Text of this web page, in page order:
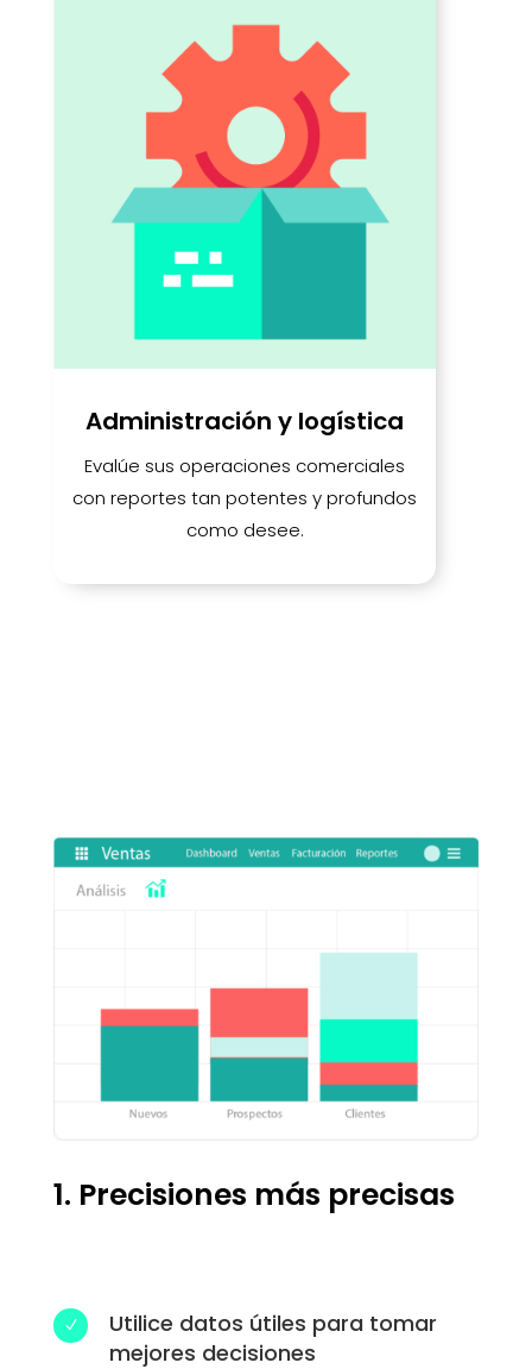
Administración y logística
Evalúe sus operaciones comerciales
con reportes tan potentes y profundos
como desee.
1. Precisiones más precisas
N
Utilice datos útiles para tomar
mejores decisiones